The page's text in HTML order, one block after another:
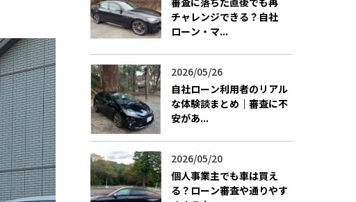
チャレンジできる？自社
ローン・マ...
2026/05/26
自社ローン利用者のリアル
な体験談まとめ｜審査に不
安があ...
2026/05/20
個人事業主でも車は買え
る？ローン審査や通りやす